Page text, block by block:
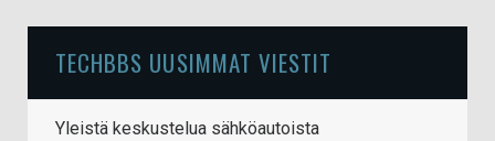
TECHBBS UUSIMMAT VIESTIT
Yleistä keskustelua sähköautoista